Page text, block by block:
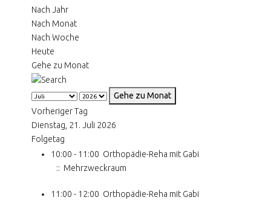
Nach Jahr
Nach Monat
Nach Woche
Heute
Gehe zu Monat
Gehe zu Monat
Vorheriger Tag
Dienstag, 21. Juli 2026
Folgetag
10:00 - 11:00 Orthopädie-Reha mit Gabi
:: Mehrzweckraum
11:00 - 12:00 Orthopädie-Reha mit Gabi